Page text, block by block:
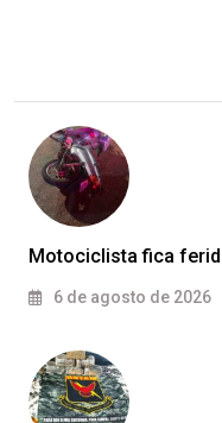
Motociclista fica
6 de agosto de 2026